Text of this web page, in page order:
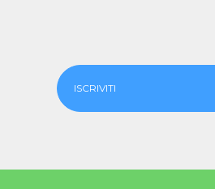
ISCRIVITI